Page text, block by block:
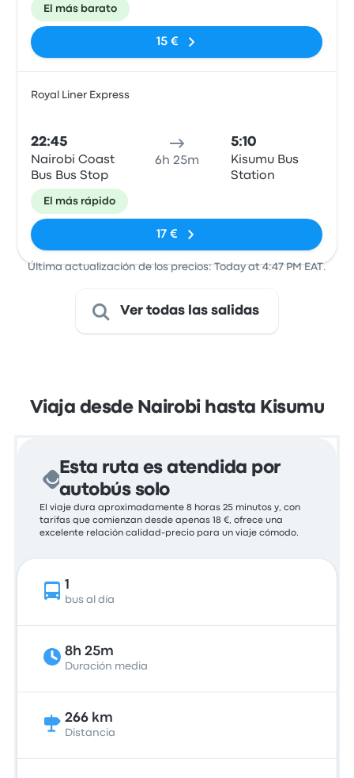
El más barato
15 €
Royal Liner Express
22:45
Nairobi Coast
Bus Bus Stop
6h 25m
5:10
Kisumu Bus
Station
El más rápido
17 €
Última actualización de los precios: Today at 4:47 PM EAT.
Ver todas las salidas
Viaja desde Nairobi hasta Kisumu
Esta ruta es atendida por
autobús solo
El viaje dura aproximadamente 8 horas 25 minutos y, con
tarifas que comienzan desde apenas 18 €, ofrece una
excelente relación calidad-precio para un viaje cómodo.
1
bus al día
8h 25m
Duración media
266 km
Distancia